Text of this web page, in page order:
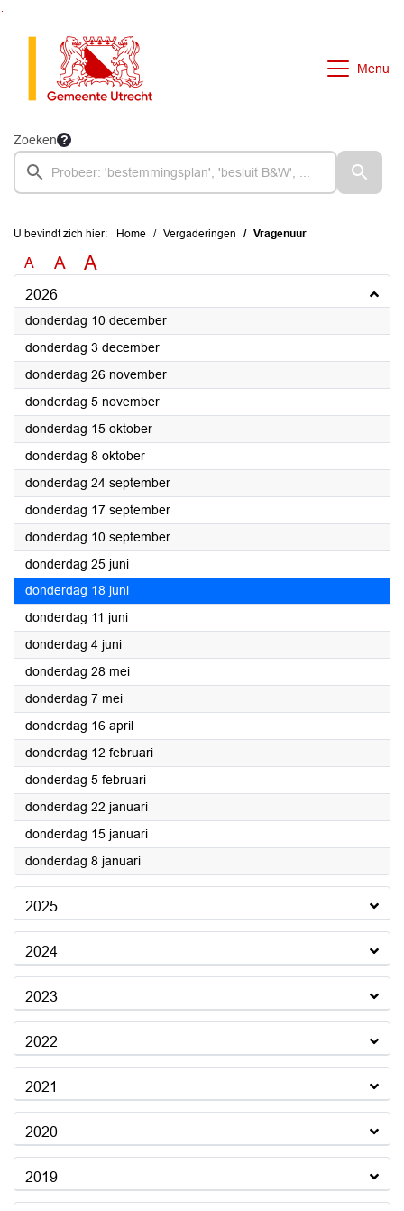
Menu
Zoeken
U bevindt zich hier: Home Vergaderingen Vragenuur
A A A
2026
donderdag 10 december2026
donderdag 3 december2026
donderdag 26 november2026
donderdag 5 november2026
donderdag 15 oktober2026
donderdag 8 oktober2026
donderdag 24 september2026
donderdag 17 september2026
donderdag 10 september2026
donderdag 25 juni2026
donderdag 18 juni2026
donderdag 11 juni2026
donderdag 4 juni2026
donderdag 28 mei2026
donderdag 7 mei2026
donderdag 16 april2026
donderdag 12 februari2026
donderdag 5 februari2026
donderdag 22 januari2026
donderdag 15 januari2026
donderdag 8 januari2026
2025
2024
2023
2022
2021
2020
2019